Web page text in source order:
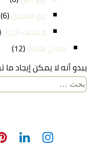
بيع العسل(6)
منتجات أخرى
نصائح هامة(12)
يبدو أنه لا يمكن إيجاد
البحث